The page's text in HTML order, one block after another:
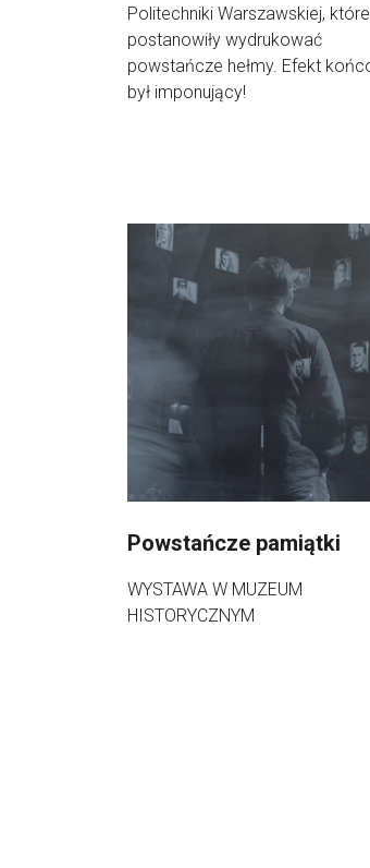
Politechniki Warszawskiej, które
postanowiły wydrukować
powstańcze hełmy. Efekt
był imponujący!
Powstańcze pamiątki
WYSTAWA W MUZEUM
HISTORYCZNYM